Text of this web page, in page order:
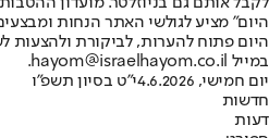
היום" מציע לגולשי האתר הנחות
היום פתוח להערות, לביקורת ולהצעות
במייל hayom@israelhayom.co.il.
יום חמישי, 4.6.2026
י"ט בסיון תשפ"ו
חדשות
דעות